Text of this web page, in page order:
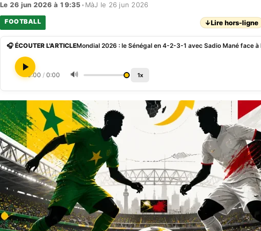
Le 26 jun 2026 à 19:35 • MàJ le 26 jun 2026
FOOTBALL ↓Lire hors-ligne
🎧 ÉCOUTER L'ARTICLE
0:00 / 0:00 🔊 1x